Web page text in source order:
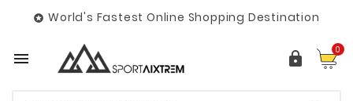
 World's Fastest Online Shopping Destination
  0